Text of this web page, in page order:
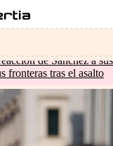
de Sánchez a sus
fronteras tras el asalto